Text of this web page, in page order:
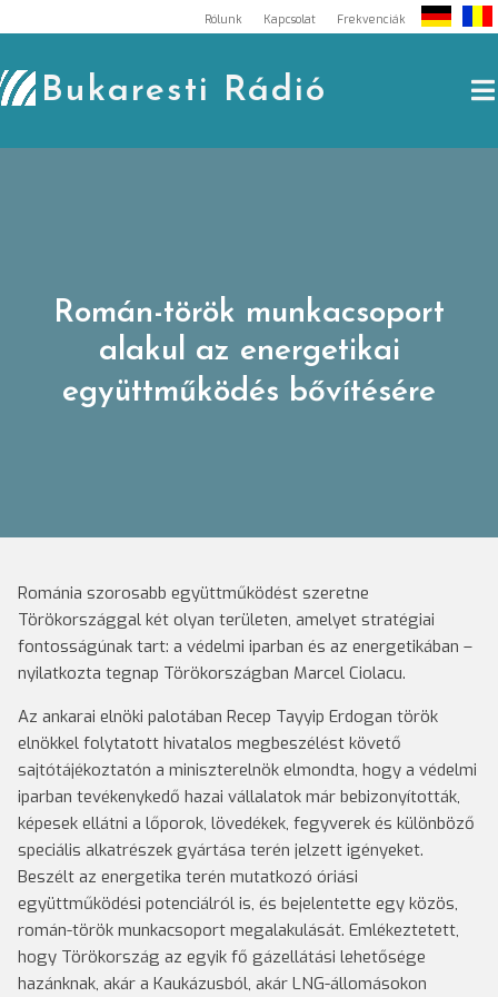
to
content
Rólunk Kapcsolat Frekvenciák
Bukaresti Rádió
Román-török munkacsoport
alakul az energetikai
együttműködés bővítésére
Románia szorosabb együttműködést szeretne
Törökországgal két olyan területen, amelyet stratégiai
fontosságúnak tart: a védelmi iparban és az energetikában –
nyilatkozta tegnap Törökországban Marcel Ciolacu.
Az ankarai elnöki palotában Recep Tayyip Erdogan török
elnökkel folytatott hivatalos megbeszélést követő
sajtótájékoztatón a miniszterelnök elmondta, hogy a védelmi
iparban tevékenykedő hazai vállalatok már bebizonyították,
képesek ellátni a lőporok, lövedékek, fegyverek és különböző
speciális alkatrészek gyártása terén jelzett igényeket.
Beszélt az energetika terén mutatkozó óriási
együttműködési potenciálról is, és bejelentette egy közös,
román-török munkacsoport megalakulását. Emlékeztetett,
hogy Törökország az egyik fő gázellátási lehetősége
hazánknak, akár a Kaukázusból, akár LNG-állomásokon